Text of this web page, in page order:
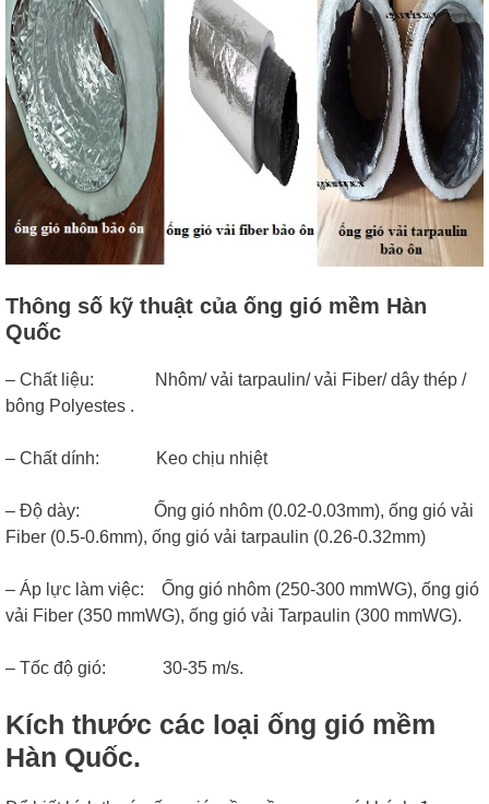
Thông số kỹ thuật của ống gió mềm Hàn
Quốc
– Chất liệu: Nhôm/ vải tarpaulin/ vải Fiber/ dây thép /
bông Polyestes .
– Chất dính: Keo chịu nhiệt
– Độ dày: Ống gió nhôm (0.02-0.03mm), ống gió vải
Fiber (0.5-0.6mm), ống gió vải tarpaulin (0.26-0.32mm)
– Áp lực làm việc: Ống gió nhôm (250-300 mmWG), ống gió
vải Fiber (350 mmWG), ống gió vải Tarpaulin (300 mmWG).
– Tốc độ gió: 30-35 m/s.
Kích thước các loại ống gió mềm
Hàn Quốc.